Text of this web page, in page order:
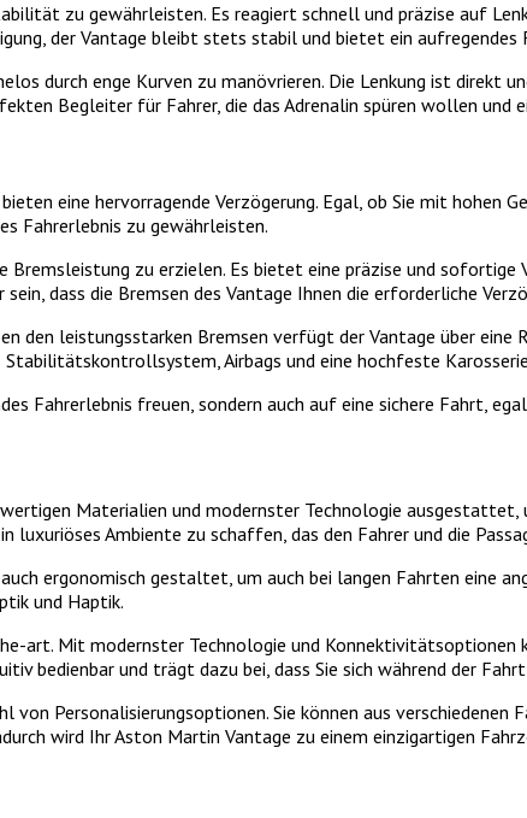
zu gewährleisten. Es reagiert schnell und präzise auf
der Vantage bleibt stets stabil und bietet ein aufregendes
durch enge Kurven zu manövrieren. Die Lenkung ist direkt
Begleiter für Fahrer, die das Adrenalin spüren wollen und
eine hervorragende Verzögerung. Egal, ob Sie mit hohen
Fahrerlebnis zu gewährleisten.
zu erzielen. Es bietet eine präzise und
dass die Bremsen des Vantage Ihnen die erforderliche
den leistungsstarken Bremsen verfügt der Vantage über eine
Airbags und eine hochfeste
Fahrerlebnis freuen, sondern auch auf eine sichere Fahrt,
Materialien und modernster Technologie
Ambiente zu schaffen, das den Fahrer und die
ergonomisch gestaltet, um auch bei langen Fahrten eine
und Haptik.
Mit modernster Technologie und Konnektivitätsoptionen
bedienbar und trägt dazu bei, dass Sie sich während der
Personalisierungsoptionen. Sie können aus verschiedenen
wird Ihr Aston Martin Vantage zu einem einzigartigen